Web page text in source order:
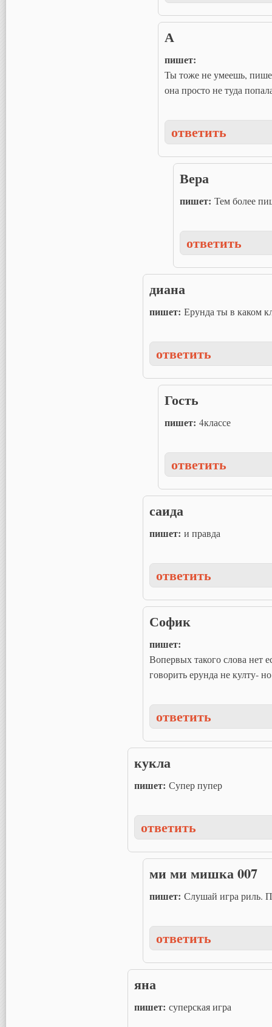
А
пишет:
Ты тоже не умеешь,
она просто не туда
ответить
Вера
пишет: Тем более
ответить
диана
пишет: Ерунда ты в каком
ответить
Гость
пишет: 4классе
ответить
саида
пишет: и правда
ответить
Софик
пишет:
Вопервых такого слова нет
говорить ерунда не култу-
ответить
кукла
пишет: Супер пупер
ответить
ми ми мишка 007
пишет: Слушай игра риль.
ответить
яна
пишет: суперская игра